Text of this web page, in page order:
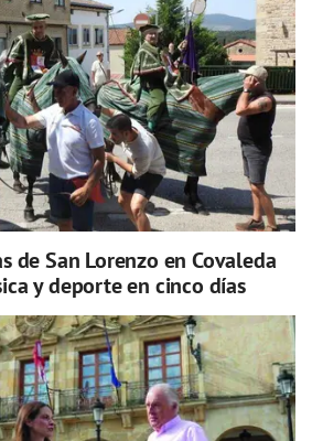
de San Lorenzo en Covaleda
y deporte en cinco días